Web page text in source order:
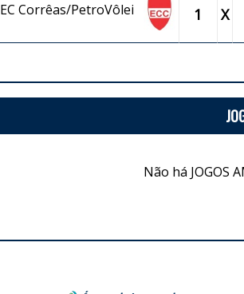
EC Corrêas/PetroVôlei 1 X
Não há JOGOS